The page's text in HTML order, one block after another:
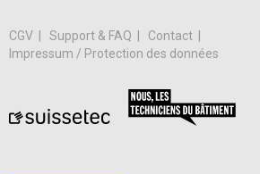
CGV Support & FAQ
Contact
Impressum / Protection des données